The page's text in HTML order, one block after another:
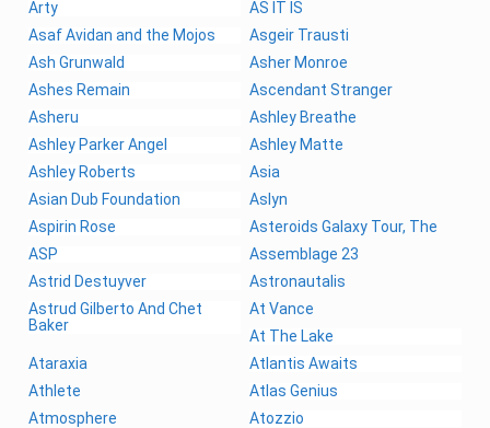
Arty
AS IT IS
Asaf Avidan and the Mojos
Asgeir Trausti
Ash Grunwald
Asher Monroe
Ashes Remain
Ascendant Stranger
Asheru
Ashley Breathe
Ashley Parker Angel
Ashley Matte
Ashley Roberts
Asia
Asian Dub Foundation
Aslyn
Aspirin Rose
Asteroids Galaxy Tour, The
ASP
Assemblage 23
Astrid Destuyver
Astronautalis
Astrud Gilberto And Chet
Baker
At Vance
At The Lake
Ataraxia
Atlantis Awaits
Athlete
Atlas Genius
Atmosphere
Atozzio